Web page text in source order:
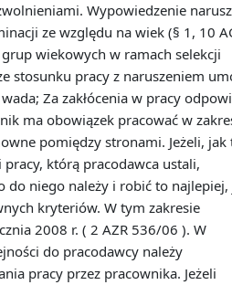
Wypowiedzenie
ze względu na wiek (§ 1, 10
wiekowych w ramach selekcji
stosunku pracy z naruszeniem
Za zakłócenia w pracy
ma obowiązek pracować w
pomiędzy stronami. Jeżeli, jak
którą pracodawca ustali,
do niego należy i robić to najlepiej,
kryteriów. W tym zakresie
2008 r. ( 2 AZR 536/06 ). W
do pracodawcy należy
pracy przez pracownika. Jeżeli